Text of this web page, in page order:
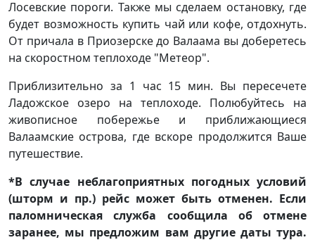
Лосевские пороги. Также мы сделаем остановку, где
будет возможность купить чай или кофе, отдохнуть.
От причала в Приозерске до Валаама вы доберетесь
на скоростном теплоходе "Метеор".
Приблизительно за 1 час 15 мин. Вы пересечете
Ладожское озеро на теплоходе. Полюбуйтесь на
живописное побережье и приближающиеся
Валаамские острова, где вскоре продолжится Ваше
путешествие.
*В случае неблагоприятных погодных условий
(шторм и пр.) рейс может быть отменен. Если
паломническая служба сообщила об отмене
заранее, мы предложим вам другие даты тура.